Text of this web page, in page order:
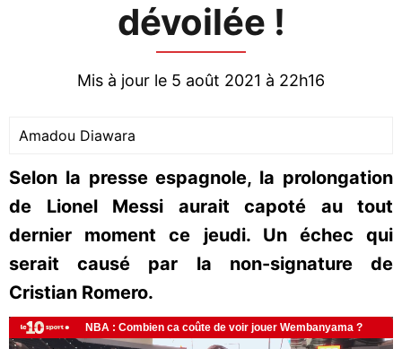
dévoilée !
Mis à jour le 5 août 2021 à 22h16
Amadou Diawara
Selon la presse espagnole, la prolongation
de Lionel Messi aurait capoté au tout
dernier moment ce jeudi. Un échec qui
serait causé par la non-signature de
Cristian Romero.